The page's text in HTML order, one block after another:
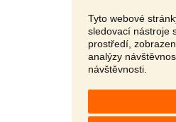
Tyto webové
sledovací nástroje
prostředí,
analýzy
návštěvnosti.